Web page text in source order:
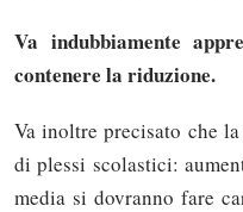
Va indubbiamente
contenere la riduzione.
Va inoltre precisato che
di plessi scolastici:
media si dovranno fare